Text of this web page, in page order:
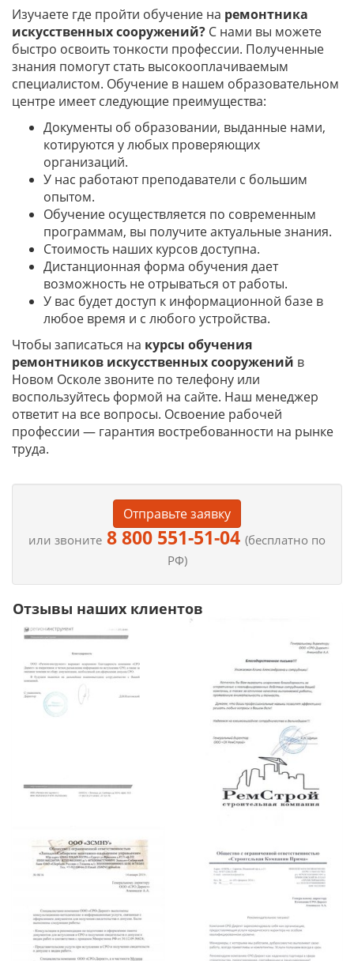
Изучаете где пройти обучение на ремонтника
искусственных сооружений? С нами вы можете
быстро освоить тонкости профессии. Полученные
знания помогут стать высокооплачиваемым
специалистом. Обучение в нашем образовательном
центре имеет следующие преимущества:
Документы об образовании, выданные нами,
котируются у любых проверяющих
организаций.
У нас работают преподаватели с большим
опытом.
Обучение осуществляется по современным
программам, вы получите актуальные знания.
Стоимость наших курсов доступна.
Дистанционная форма обучения дает
возможность не отрываться от работы.
У вас будет доступ к информационной базе в
любое время и с любого устройства.
Чтобы записаться на курсы обучения
ремонтников искусственных сооружений в
Новом Осколе звоните по телефону или
воспользуйтесь формой на сайте. Наш менеджер
ответит на все вопросы. Освоение рабочей
профессии — гарантия востребованности на рынке
труда.
Отправьте заявку
или звоните 8 800 551-51-04 (бесплатно по
РФ)
Отзывы наших клиентов